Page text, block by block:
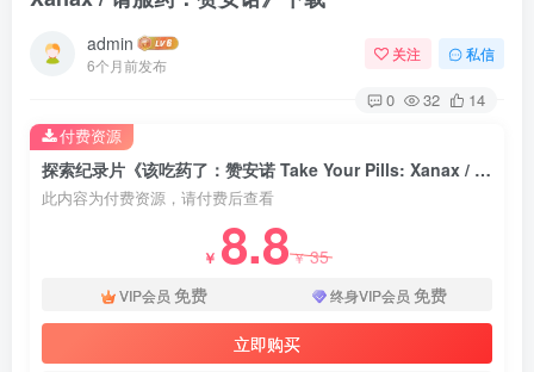
admin
6个月前发布
关注 私信
0 32 14
探索纪录片《该吃药了：赞安诺 Take Your Pills: Xanax / 请服药：赞安诺》下载
此内容为付费资源，请付费后查看
￥ 8.8￥35
VIP会员 免费 终身VIP会员 免费
立即购买
付费资源